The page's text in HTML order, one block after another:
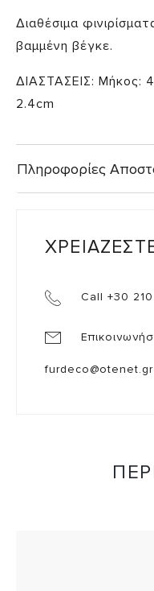
Διαθέσιμα
βαμμένη βέγκε.
ΔΙΑΣΤΑΣΕΙΣ: Μήκος:
2.4cm
Πληροφορίες
Call +30
furdeco@otenet.gr